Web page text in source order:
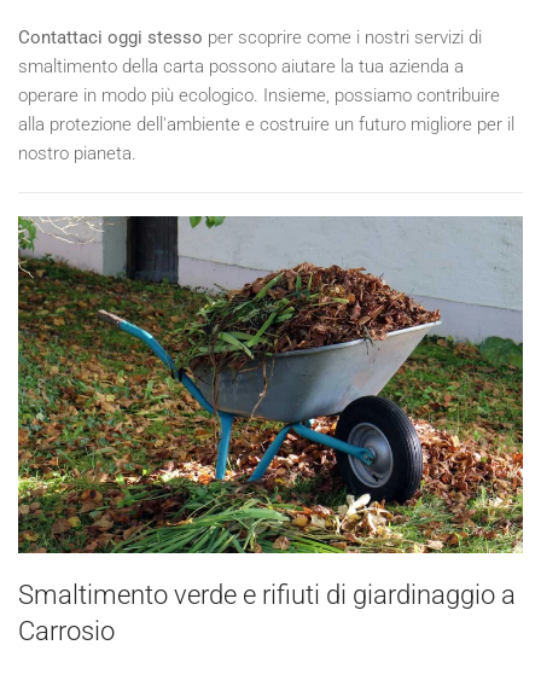
Contattaci oggi stesso per scoprire come i nostri servizi di
smaltimento della carta possono aiutare la tua azienda a
operare in modo più ecologico. Insieme, possiamo contribuire
alla protezione dell'ambiente e costruire un futuro migliore per il
nostro pianeta.
Smaltimento verde e rifiuti di giardinaggio a
Carrosio